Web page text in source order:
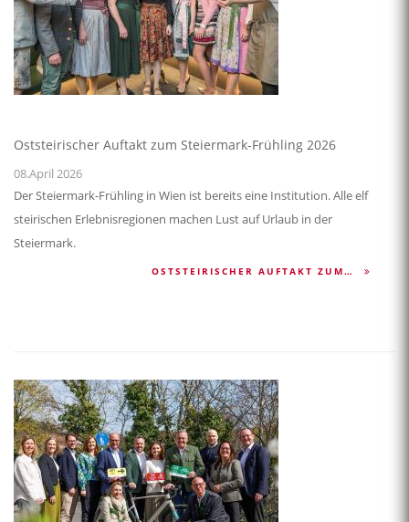
Oststeirischer Auftakt zum Steiermark-Frühling 2026
08.April 2026
Der Steiermark-Frühling in Wien ist bereits eine Institution. Alle elf
steirischen Erlebnisregionen machen Lust auf Urlaub in der
Steiermark.
OSTSTEIRISCHER AUFTAKT ZUM…